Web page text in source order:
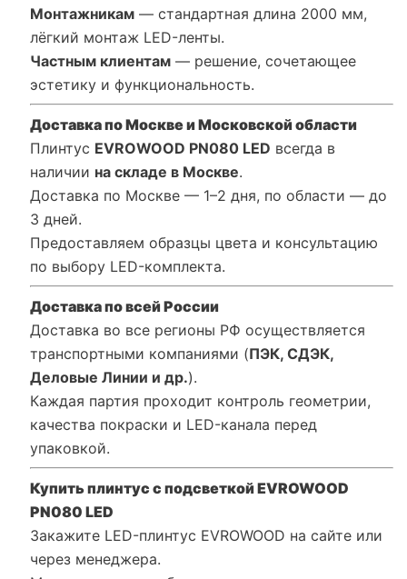
Монтажникам — стандартная длина 2000 мм,
лёгкий монтаж LED-ленты.
Частным клиентам — решение, сочетающее
эстетику и функциональность.
Доставка по Москве и Московской области
Плинтус EVROWOOD PN080 LED всегда в
наличии на складе в Москве.
Доставка по Москве — 1–2 дня, по области — до
3 дней.
Предоставляем образцы цвета и консультацию
по выбору LED-комплекта.
Доставка по всей России
Доставка во все регионы РФ осуществляется
транспортными компаниями (ПЭК, СДЭК,
Деловые Линии и др.).
Каждая партия проходит контроль геометрии,
качества покраски и LED-канала перед
упаковкой.
Купить плинтус с подсветкой EVROWOOD
PN080 LED
Закажите LED-плинтус EVROWOOD на сайте или
через менеджера.